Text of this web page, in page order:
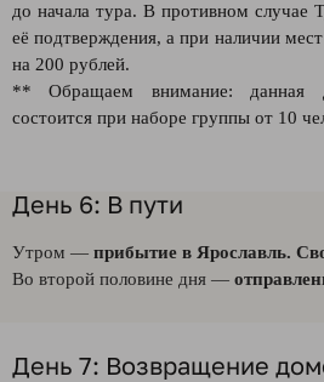
до начала тура. В противном случае
её подтверждения, а при наличии
на 200 рублей.
** Обращаем внимание: данная
состоится при наборе группы от 10
День 6: В пути
Утром — прибытие в Ярославль.
Во второй половине дня —
День 7: Возвращение